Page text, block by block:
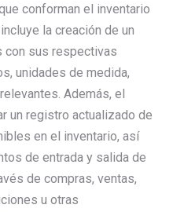
conforman el inventario
la creación de un
con sus respectivas
unidades de medida,
Además, el
un registro actualizado de
en el inventario, así
de entrada y salida de
de compras, ventas,
u otras